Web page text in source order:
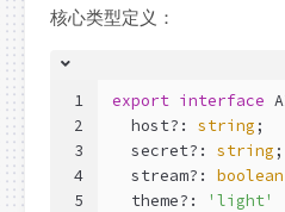
核心类型定义：
1
2
3
4
5
export interface
  host?:
string
  secret?:
string
  stream?:
boolean
  theme?:
'light'